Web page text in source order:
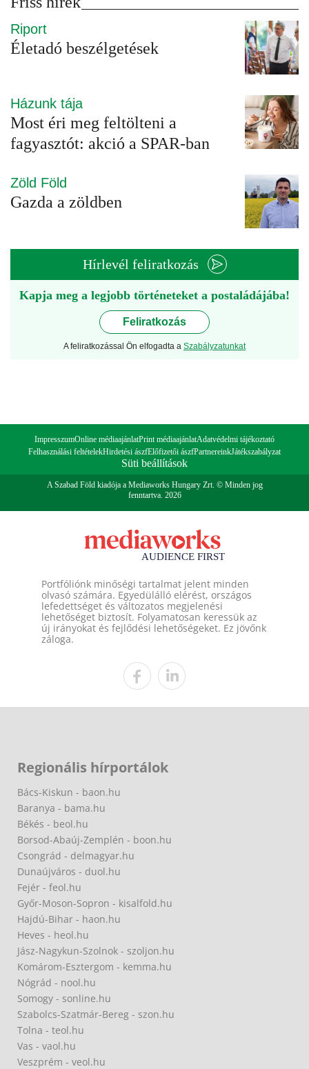
Riport
Életadó beszélgetések
Házunk tája
Most éri meg feltölteni a
fagyasztót: akció a SPAR-ban
Zöld Föld
Gazda a zöldben
Hírlevél feliratkozás
Kapja meg a legjobb történeteket a postaládájába!
Feliratkozás
A feliratkozással Ön elfogadta a Szabályzatunkat
ImpresszumOnline médiaajánlatPrint médiaajánlatAdatvédelmi tájékoztató
Felhasználási feltételekHirdetési ászfElőfizetői ászfPartnereinkJátékszabályzat
Süti beállítások
A Szabad Föld kiadója a Mediaworks Hungary Zrt. © Minden jog
fenntartva. 2026
Portfóliónk minőségi tartalmat jelent minden
olvasó számára. Egyedülálló elérést, országos
lefedettséget és változatos megjelenési
lehetőséget biztosít. Folyamatosan keressük az
új irányokat és fejlődési lehetőségeket. Ez jövőnk
záloga.
Regionális hírportálok
Bács-Kiskun - baon.hu
Baranya - bama.hu
Békés - beol.hu
Borsod-Abaúj-Zemplén - boon.hu
Csongrád - delmagyar.hu
Dunaújváros - duol.hu
Fejér - feol.hu
Győr-Moson-Sopron - kisalfold.hu
Hajdú-Bihar - haon.hu
Heves - heol.hu
Jász-Nagykun-Szolnok - szoljon.hu
Komárom-Esztergom - kemma.hu
Nógrád - nool.hu
Somogy - sonline.hu
Szabolcs-Szatmár-Bereg - szon.hu
Tolna - teol.hu
Vas - vaol.hu
Veszprém - veol.hu